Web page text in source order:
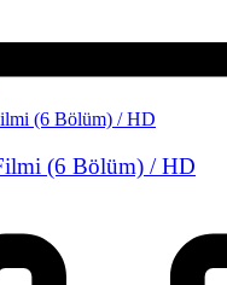
(6 Bölüm) / HD